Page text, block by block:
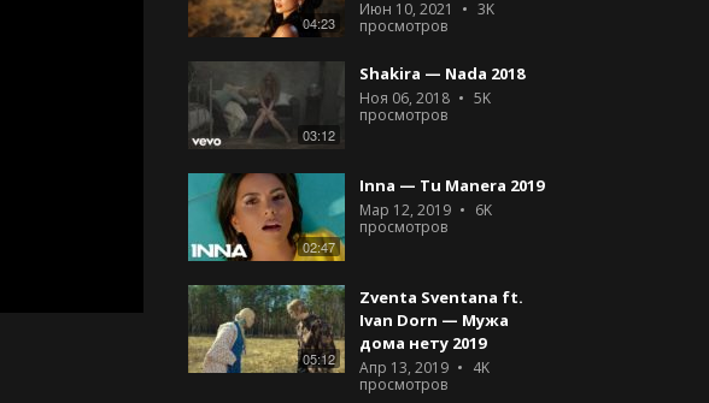
04:23
Июн 10, 2021
3K
просмотров
03:12
Shakira — Nada 2018
Ноя 06, 2018
5K
просмотров
02:47
Inna — Tu Manera 2019
Мар 12, 2019
6K
просмотров
05:12
Zventa Sventana ft.
Ivan Dorn — Мужа
дома нету 2019
Апр 13, 2019
4K
просмотров